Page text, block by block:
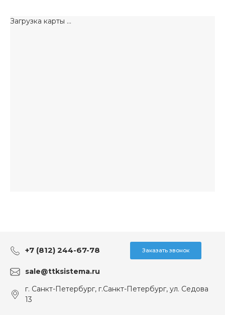
Загрузка карты ...
+7 (812) 244-67-78 Заказать звонок
sale@ttksistema.ru
г. Санкт-Петербург, г.Санкт-Петербург, ул. Седова
13